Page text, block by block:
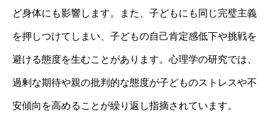
ど身体にも影響します。また、子どもにも同じ完璧主義
を押しつけてしまい、子どもの自己肯定感低下や挑戦を
避ける態度を生むことがあります。心理学の研究では、
過剰な期待や親の批判的な態度が子どものストレスや不
安傾向を高めることが繰り返し指摘されています。